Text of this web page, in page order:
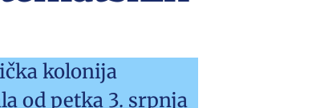
kolonija
od petka 3. srpnja